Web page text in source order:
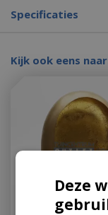
Specificaties
Kijk ook eens
Deze